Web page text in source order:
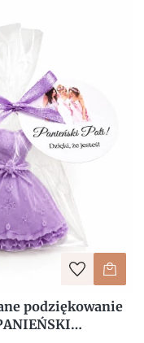
podziękowanie